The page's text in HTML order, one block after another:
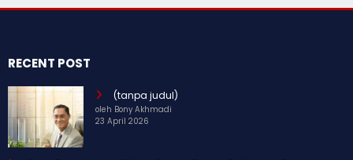
RECENT POST
(tanpa judul)
oleh Bony Akhmadi
23 April 2026